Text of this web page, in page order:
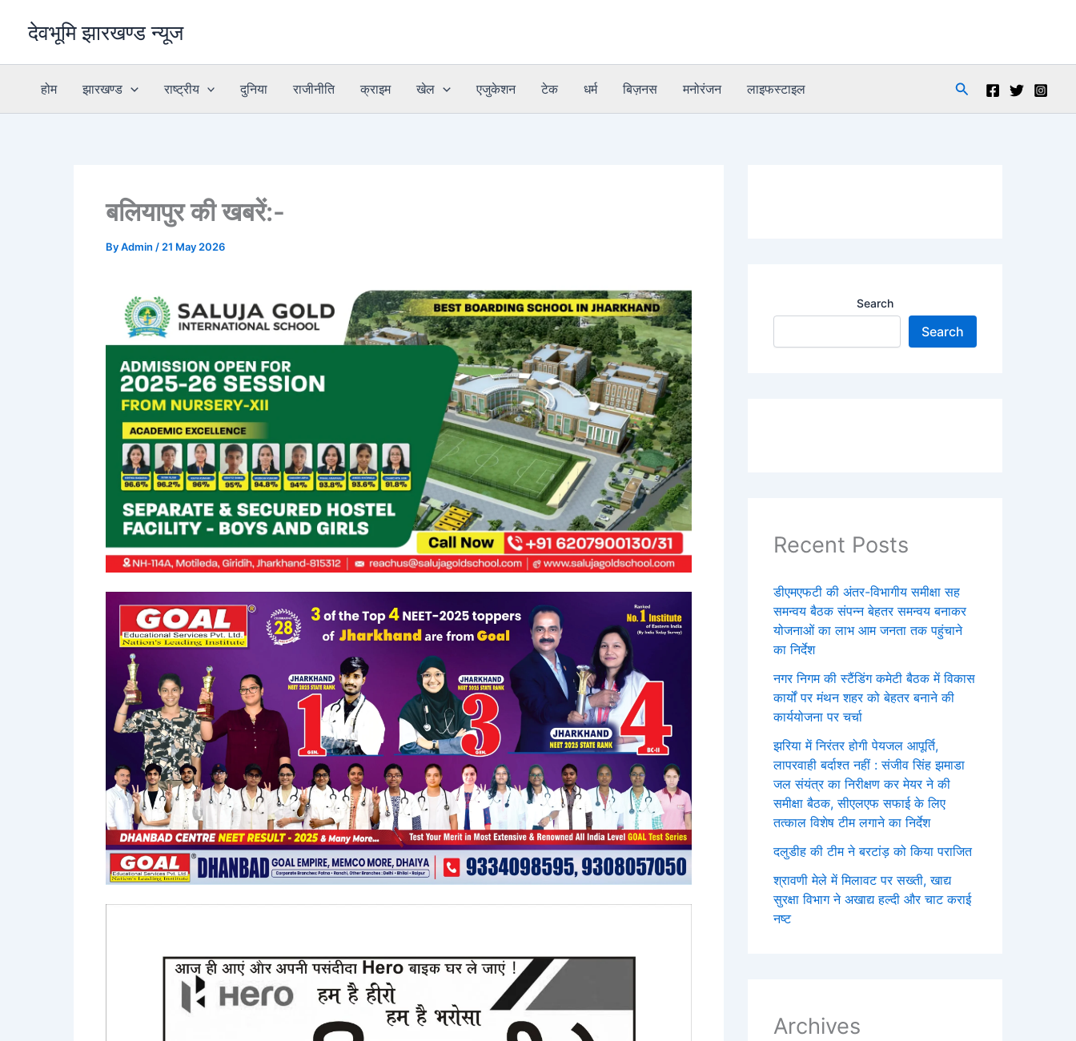
देवभूमि झारखण्ड न्यूज
होम झारखण्ड राष्ट्रीय दुनिया राजीनीति क्राइम खेल एजुकेशन टेक धर्म बिज़नस मनोरंजन लाइफस्टाइल Search
बलियापुर की खबरें:-
ByAdmin / 21 May 2026
Search
Search
Recent Posts
डीएमएफटी की अंतर-विभागीय समीक्षा सह
समन्वय बैठक संपन्न बेहतर समन्वय बनाकर
योजनाओं का लाभ आम जनता तक पहुंचाने
का निर्देश
नगर निगम की स्टैंडिंग कमेटी बैठक में विकास
कार्यों पर मंथन शहर को बेहतर बनाने की
कार्ययोजना पर चर्चा
झरिया में निरंतर होगी पेयजल आपूर्ति,
लापरवाही बर्दाश्त नहीं : संजीव सिंह झमाडा
जल संयंत्र का निरीक्षण कर मेयर ने की
समीक्षा बैठक, सीएलएफ सफाई के लिए
तत्काल विशेष टीम लगाने का निर्देश
दलुडीह की टीम ने बरटांड़ को किया पराजित
श्रावणी मेले में मिलावट पर सख्ती, खाद्य
सुरक्षा विभाग ने अखाद्य हल्दी और चाट कराई
नष्ट
Archives